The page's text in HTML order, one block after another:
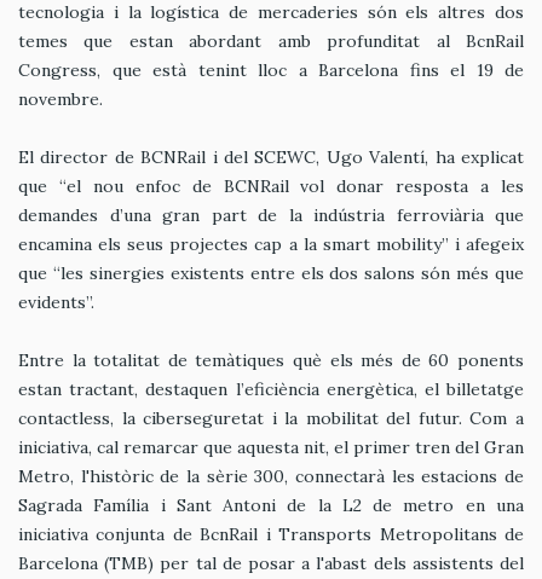
tecnologia i la logística de mercaderies són els altres dos
temes que estan abordant amb profunditat al BcnRail
Congress, que està tenint lloc a Barcelona fins el 19 de
novembre.
El director de BCNRail i del SCEWC, Ugo Valentí, ha explicat
que “el nou enfoc de BCNRail vol donar resposta a les
demandes d’una gran part de la indústria ferroviària que
encamina els seus projectes cap a la smart mobility” i afegeix
que “les sinergies existents entre els dos salons són més que
evidents”.
Entre la totalitat de temàtiques què els més de 60 ponents
estan tractant, destaquen l’eficiència energètica, el billetatge
contactless, la ciberseguretat i la mobilitat del futur. Com a
iniciativa, cal remarcar que aquesta nit, el primer tren del Gran
Metro, l'històric de la sèrie 300, connectarà les estacions de
Sagrada Família i Sant Antoni de la L2 de metro en una
iniciativa conjunta de BcnRail i Transports Metropolitans de
Barcelona (TMB) per tal de posar a l'abast dels assistents del